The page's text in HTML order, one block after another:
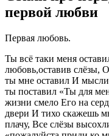
первой любви
Первая любовь.
Ты всё таки меня
любовь,оставив слёзы,
ты мне оставил И
ты поставил «Ты для
жизни смело Его на
двери И тихо скажешь
плачу, Все слёзы